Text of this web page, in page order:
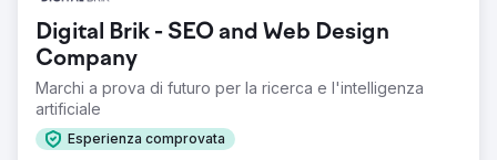
Digital Brik - SEO and Web Design
Company
Marchi a prova di futuro per la ricerca e l'intelligenza
artificiale
Esperienza comprovata